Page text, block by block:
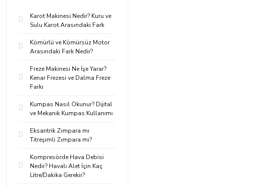
Karot Makinesi Nedir? Kuru ve
Sulu Karot Arasındaki Fark
Kömürlü ve Kömürsüz Motor
Arasındaki Fark Nedir?
Freze Makinesi Ne İşe Yarar?
Kenar Frezesi ve Dalma Freze
Farkı
Kumpas Nasıl Okunur? Dijital
ve Mekanik Kumpas Kullanımı
Eksantrik Zımpara mı
Titreşimli Zımpara mı?
Kompresörde Hava Debisi
Nedir? Havalı Alet İçin Kaç
Litre/Dakika Gerekir?